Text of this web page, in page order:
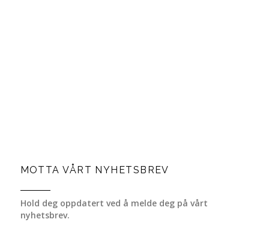
MOTTA VÅRT NYHETSBREV
Hold deg oppdatert ved å melde deg på vårt
nyhetsbrev.